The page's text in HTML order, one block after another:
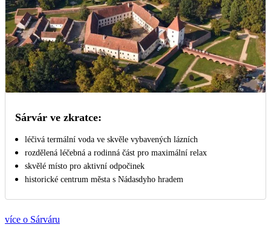
Sárvár ve zkratce:
léčivá termální voda ve skvěle vybavených lázních
rozdělená léčebná a rodinná část pro maximální relax
skvělé místo pro aktivní odpočinek
historické centrum města s Nádasdyho hradem
více o Sárváru